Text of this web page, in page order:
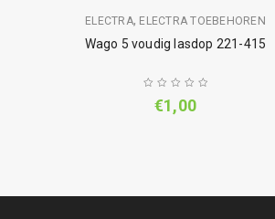
ELECTRA, ELECTRA TOEBEHOREN
Wago 5 voudig lasdop 221-415
€1,00